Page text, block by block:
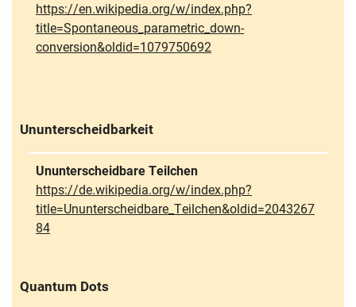
https://en.wikipedia.org/w/index.php?
title=Spontaneous_parametric_down-
conversion&oldid=1079750692
Ununterscheidbarkeit
Ununterscheidbare Teilchen
https://de.wikipedia.org/w/index.php?
title=Ununterscheidbare_Teilchen&oldid=2043267
84
Quantum Dots